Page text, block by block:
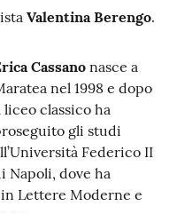
Valentina Berengo.
Cassano nasce a
nel 1998 e dopo
liceo classico ha
gli studi
Federico II
Napoli, dove ha
Lettere Moderne e